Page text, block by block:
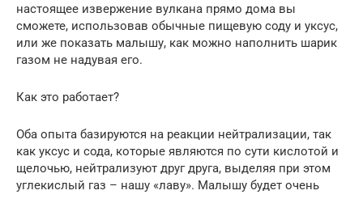
настоящее извержение вулкана прямо дома вы
сможете, использовав обычные пищевую соду и уксус,
или же показать малышу, как можно наполнить шарик
газом не надувая его.
Как это работает?
Оба опыта базируются на реакции нейтрализации, так
как уксус и сода, которые являются по сути кислотой и
щелочью, нейтрализуют друг друга, выделяя при этом
углекислый газ – нашу «лаву». Малышу будет очень